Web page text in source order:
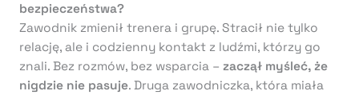
bezpieczeństwa?
Zawodnik zmienił trenera i grupę. Stracił nie tylko
relację, ale i codzienny kontakt z ludźmi, którzy go
znali. Bez rozmów, bez wsparcia – zaczął myśleć, że
nigdzie nie pasuje. Druga zawodniczka, która miała